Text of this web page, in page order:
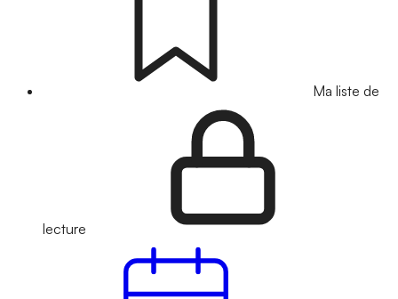
Ma liste de
lecture